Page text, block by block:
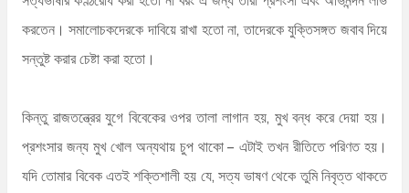
করতেন। সমালোচকদেরকে দাবিয়ে রাখা হতো না, তাদেরকে যুক্তিসঙ্গত জবাব দিয়ে
সন্তুষ্ট করার চেষ্টা করা হতো।
কিন্তু রাজতন্ত্রের যুগে বিবেকের ওপর তালা লাগান হয়, মুখ বন্ধ করে দেয়া হয়।
প্রশংসার জন্য মুখ খোল অন্যথায় চুপ থাকো – এটাই তখন রীতিতে পরিণত হয়।
যদি তোমার বিবেক এতই শক্তিশালী হয় যে, সত্য ভাষণ থেকে তুমি নিবৃত্ত থাকতে